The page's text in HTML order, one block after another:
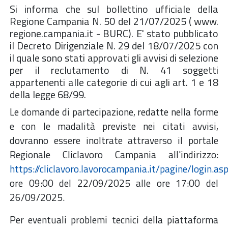
Si informa che sul bollettino ufficiale della
Regione Campania N. 50 del 21/07/2025 ( www.
regione.campania.it - BURC). E' stato pubblicato
il Decreto Dirigenziale N. 29 del 18/07/2025 con
il quale sono stati approvati gli avvisi di selezione
per il reclutamento di N. 41 soggetti
appartenenti alle categorie di cui agli art. 1 e 18
della legge 68/99.
Le domande di partecipazione, redatte nella forme
e con le madalità previste nei citati avvisi,
dovranno essere inoltrate attraverso il portale
Regionale Cliclavoro Campania all'indirizzo:
https://cliclavoro.lavorocampania.it/pagine/
ore 09:00 del 22/09/2025 alle ore 17:00 del
26/09/2025.
Per eventuali problemi tecnici della piattaforma